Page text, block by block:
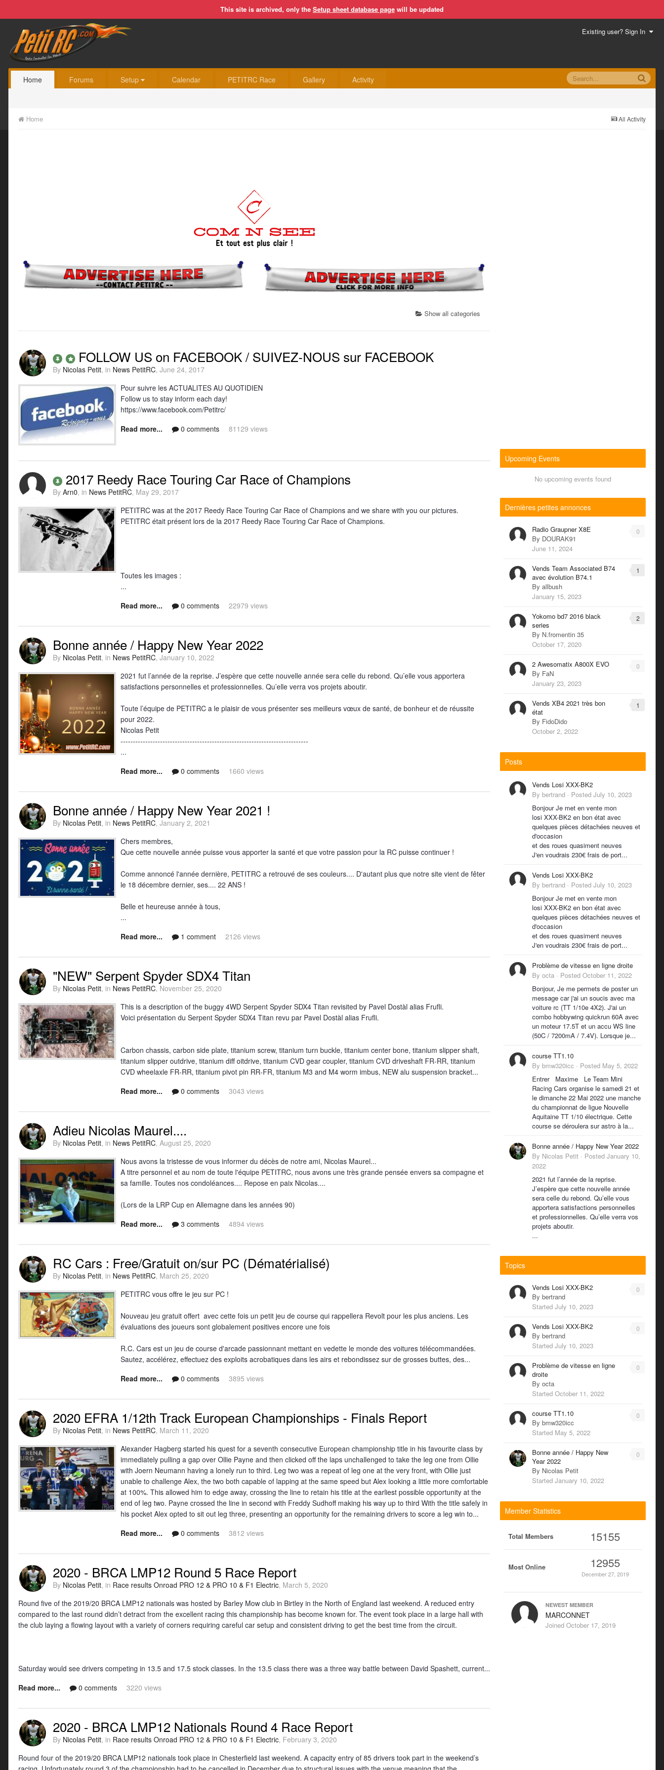
This site is archived, only the Setup sheet database page will be updated
Existing user? Sign In
Home Forums Setup Calendar PETITRC Race Gallery Activity
All Activity
Home
Show all categories
FOLLOW US on FACEBOOK / SUIVEZ-NOUS sur FACEBOOK
By Nicolas Petit, in News PetitRC, June 24, 2017
Pour suivre les ACTUALITES AU QUOTIDIEN
Follow us to stay inform each day!
https://www.facebook.com/Petitrc/
Read more...
0 comments 81129 views
2017 Reedy Race Touring Car Race of Champions
By Arn0, in News PetitRC, May 29, 2017
PETITRC was at the 2017 Reedy Race Touring Car Race of Champions and we share with you our pictures.
PETITRC était présent lors de la 2017 Reedy Race Touring Car Race of Champions.
Toutes les images :
...
Read more...
0 comments 22979 views
Bonne année / Happy New Year 2022
By Nicolas Petit, in News PetitRC, January 10, 2022
2021 fut l’année de la reprise. J’espère que cette nouvelle année sera celle du rebond. Qu’elle vous apportera
satisfactions personnelles et professionnelles. Qu’elle verra vos projets aboutir.
Toute l’équipe de PETITRC a le plaisir de vous présenter ses meilleurs vœux de santé, de bonheur et de réussite
pour 2022.
Nicolas Petit
----------------------------------------------------------------------------
...
Read more...
0 comments 1660 views
Bonne année / Happy New Year 2021 !
By Nicolas Petit, in News PetitRC, January 2, 2021
Chers membres,
Que cette nouvelle année puisse vous apporter la santé et que votre passion pour la RC puisse continuer !
Comme annoncé l'année dernière, PETITRC a retrouvé de ses couleurs.... D'autant plus que notre site vient de fêter
le 18 décembre dernier, ses.... 22 ANS !
Belle et heureuse année à tous,
...
Read more...
1 comment 2126 views
"NEW" Serpent Spyder SDX4 Titan
By Nicolas Petit, in News PetitRC, November 25, 2020
This is a description of the buggy 4WD Serpent Spyder SDX4 Titan revisited by Pavel Dostàl alias Frufli.
Voici présentation du Serpent Spyder SDX4 Titan revu par Pavel Dostàl alias Frufli.
Carbon chassis, carbon side plate, titanium screw, titanium turn buckle, titanium center bone, titanium slipper shaft,
titanium slipper outdrive, titanium diff oitdrive, titanium CVD gear coupler, titanium CVD driveshaft FR-RR, titanium
CVD wheelaxle FR-RR, titanium pivot pin RR-FR, titanium M3 and M4 worm imbus, NEW alu suspension bracket...
Read more...
0 comments 3043 views
Adieu Nicolas Maurel....
By Nicolas Petit, in News PetitRC, August 25, 2020
Nous avons la tristesse de vous informer du décès de notre ami, Nicolas Maurel...
A titre personnel et au nom de toute l'équipe PETITRC, nous avons une très grande pensée envers sa compagne et
sa famille. Toutes nos condoléances.... Repose en paix Nicolas....
(Lors de la LRP Cup en Allemagne dans les années 90)
Read more...
3 comments 4894 views
RC Cars : Free/Gratuit on/sur PC (Dématérialisé)
By Nicolas Petit, in News PetitRC, March 25, 2020
PETITRC vous offre le jeu sur PC !
Nouveau jeu gratuit offert avec cette fois un petit jeu de course qui rappellera Revolt pour les plus anciens. Les
évaluations des joueurs sont globalement positives encore une fois
R.C. Cars est un jeu de course d'arcade passionnant mettant en vedette le monde des voitures télécommandées.
Sautez, accélérez, effectuez des exploits acrobatiques dans les airs et rebondissez sur de grosses buttes, des...
Read more...
0 comments 3895 views
2020 EFRA 1/12th Track European Championships - Finals Report
By Nicolas Petit, in News PetitRC, March 11, 2020
Alexander Hagberg started his quest for a seventh consecutive European championship title in his favourite class by
immediately pulling a gap over Ollie Payne and then clicked off the laps unchallenged to take the leg one from Ollie
with Joern Neumann having a lonely run to third. Leg two was a repeat of leg one at the very front, with Ollie just
unable to challenge Alex, the two both capable of lapping at the same speed but Alex looking a little more comfortable
at 100%. This allowed him to edge away, crossing the line to retain his title at the earliest possible opportunity at the
end of leg two. Payne crossed the line in second with Freddy Sudhoff making his way up to third With the title safely in
his pocket Alex opted to sit out leg three, presenting an opportunity for the remaining drivers to score a leg win to...
Read more...
0 comments 3812 views
2020 - BRCA LMP12 Round 5 Race Report
By Nicolas Petit, in Race results Onroad PRO 12 & PRO 10 & F1 Electric, March 5, 2020
Round five of the 2019/20 BRCA LMP12 nationals was hosted by Barley Mow club in Birtley in the North of England last weekend. A reduced entry
compared to the last round didn’t detract from the excellent racing this championship has become known for. The event took place in a large hall with
the club laying a flowing layout with a variety of corners requiring careful car setup and consistent driving to get the best time from the circuit.
Saturday would see drivers competing in 13.5 and 17.5 stock classes. In the 13.5 class there was a three way battle between David Spashett, current...
Read more...
0 comments 3220 views
2020 - BRCA LMP12 Nationals Round 4 Race Report
By Nicolas Petit, in Race results Onroad PRO 12 & PRO 10 & F1 Electric, February 3, 2020
Round four of the 2019/20 BRCA LMP12 nationals took place in Chesterfield last weekend. A capacity entry of 85 drivers took part in the weekend’s
Upcoming Events
No upcoming events found
Dernières petites annonces
0
Radio Graupner X8E
By DOURAK91
June 11, 2024
1
Vends Team Associated B74
avec évolution B74.1
By allbush
January 15, 2023
2
Yokomo bd7 2016 black
series
By N.fromentin 35
October 17, 2020
0
2 Awesomatix A800X EVO
By FaN
January 23, 2023
1
Vends XB4 2021 très bon
état
By FidoDido
October 2, 2022
Posts
Vends Losi XXX-BK2
By bertrand · Posted July 10, 2023
Bonjour Je met en vente mon
losi XXX-BK2 en bon état avec
quelques pièces détachées neuves et
d'occasion
et des roues quasiment neuves
J'en voudrais 230€ frais de port...
Vends Losi XXX-BK2
By bertrand · Posted July 10, 2023
Bonjour Je met en vente mon
losi XXX-BK2 en bon état avec
quelques pièces détachées neuves et
d'occasion
et des roues quasiment neuves
J'en voudrais 230€ frais de port...
Problème de vitesse en ligne droite
By octa · Posted October 11, 2022
Bonjour, Je me permets de poster un
message car j'ai un soucis avec ma
voiture rc (TT 1/10e 4X2). J'ai un
combo hobbywing quickrun 60A avec
un moteur 17.5T et un accu WS line
(50C / 7200mA / 7.4V). Lorsque je...
course TT1.10
By bmw320icc · Posted May 5, 2022
Entrer Maxime Le Team Mini
Racing Cars organise le samedi 21 et
le dimanche 22 Mai 2022 une manche
du championnat de ligue Nouvelle
Aquitaine TT 1/10 électrique. Cette
course se déroulera sur astro à la...
Bonne année / Happy New Year 2022
By Nicolas Petit · Posted January 10,
2022
2021 fut l’année de la reprise.
J’espère que cette nouvelle année
sera celle du rebond. Qu’elle vous
apportera satisfactions personnelles
et professionnelles. Qu’elle verra vos
projets aboutir.
...
Topics
0
Vends Losi XXX-BK2
By bertrand
Started July 10, 2023
0
Vends Losi XXX-BK2
By bertrand
Started July 10, 2023
0
Problème de vitesse en ligne
droite
By octa
Started October 11, 2022
0
course TT1.10
By bmw320icc
Started May 5, 2022
0
Bonne année / Happy New
Year 2022
By Nicolas Petit
Started January 10, 2022
Member Statistics
Total Members 15155
Most Online 12955
December 27, 2019
NEWEST MEMBER
MARCONNET
Joined October 17, 2019